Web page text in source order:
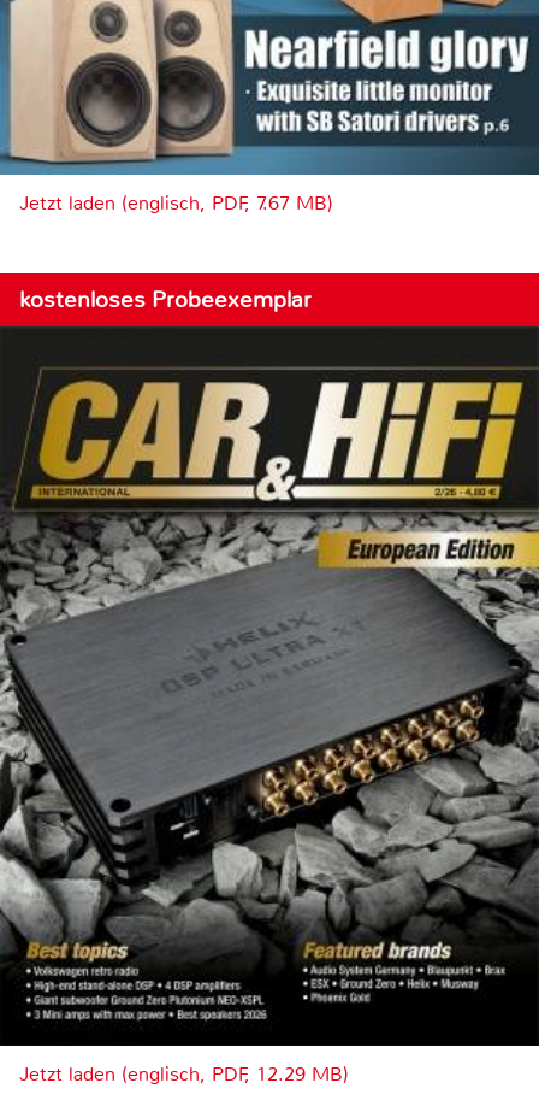
Jetzt laden (englisch, PDF, 7.67 MB)
kostenloses Probeexemplar
Jetzt laden (englisch, PDF, 12.29 MB)